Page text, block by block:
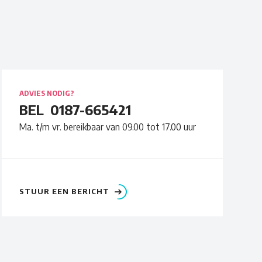
ADVIES NODIG?
BEL 0187-665421
Ma. t/m vr. bereikbaar van 09.00 tot 17.00 uur
STUUR EEN BERICHT